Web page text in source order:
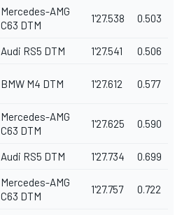
Mercedes-AMG
C63 DTM
1'27.538 0.503
Audi RS5 DTM 1'27.541 0.506
BMW M4 DTM 1'27.612 0.577
Mercedes-AMG
C63 DTM
1'27.625 0.590
Audi RS5 DTM 1'27.734 0.699
Mercedes-AMG
C63 DTM
1'27.757 0.722